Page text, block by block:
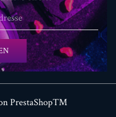
PrestaShop™